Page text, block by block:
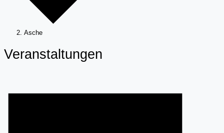
Asche
Veranstaltungen